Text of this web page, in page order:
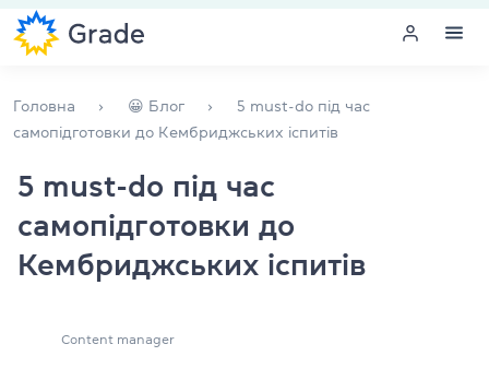
Навчання для викладачів
Англійська для компаній
Головна 😀 Блог
5 must-do під час
самопідготовки до Кембриджських іспитів
5 must-do під час
самопідготовки до
Кембриджських іспитів
Content manager